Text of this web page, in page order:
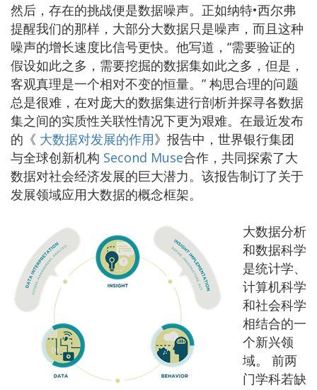
然后，存在的挑战便是数据噪声。正如纳特•西尔弗
提醒我们的那样，大部分大数据只是噪声，而且这种
噪声的增长速度比信号更快。他写道，“需要验证的
假设如此之多，需要挖掘的数据集如此之多，但是，
客观真理是一个相对不变的恒量。” 构思合理的问题
总是很难，在对庞大的数据集进行剖析并探寻各数据
集之间的实质性关联性情况下更为艰难。在最近发布
的《 大数据对发展的作用》报告中，世界银行集团
与全球创新机构 Second Muse合作，共同探索了大
数据对社会经济发展的巨大潜力。该报告制订了关于
发展领域应用大数据的概念框架。
大数据分析
和数据科学
是统计学、
计算机科学
和社会科学
相结合的一
个新兴领
域。 前两
门学科若缺